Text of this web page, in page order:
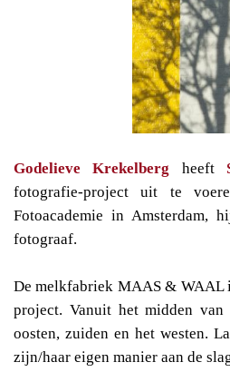
Godelieve Krekelberg heeft
fotografie-project uit te
Fotoacademie in Amsterdam,
fotograaf.
De melkfabriek MAAS & WAAL
project. Vanuit het midden
oosten, zuiden en het westen.
zijn/haar eigen manier aan de